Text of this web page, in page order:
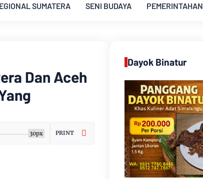
SUMATERA SENI BUDAYA PEMERINTAHAN
Dan Aceh
30px PRINT
Dayok Binatur